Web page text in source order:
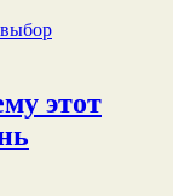
этот